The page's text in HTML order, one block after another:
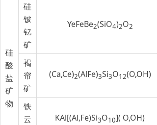
硅
酸
盐
矿
物
硅
铍
钇
矿
YeFeBe2(SiO4)2O2
褐
帘
矿
(Ca,Ce)2(AlFe)3Si3O12(O,OH)
铁
云
KAl[(Al,Fe)Si3O10]( O,OH)